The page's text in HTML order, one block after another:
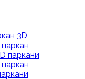
3D
паркан
паркани
паркан